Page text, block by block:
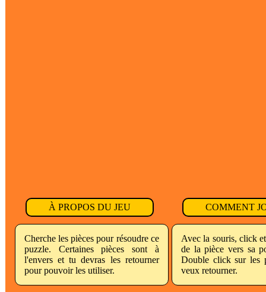
À PROPOS DU JEU COMMENT
Cherche les pièces pour résoudre ce
puzzle. Certaines pièces sont à
l'envers et tu devras les retourner
pour pouvoir les utiliser.
Avec la souris, click
de la pièce vers sa
Double click sur les
veux retourner.